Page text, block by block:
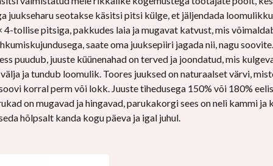
juukseharu seotakse käsitsi pitsi külge, et jäljendada
tollise pitsiga, pakkudes laia ja mugavat katvust, mis
saate oma juuksepiiri jagada nii, nagu
puudub, juuste küünenahad on terved ja joondatud, mis
ja tundub loomulik. Toores juuksed on naturaalset värvi,
korral perm või lokk. Juuste tihedusega 150% või 180%
on mugavad ja hingavad, parukakorgi sees on neli kammi
hõlpsalt kanda kogu päeva ja igal juhul.